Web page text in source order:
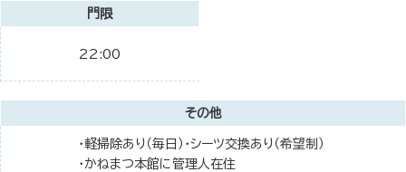
門限
22:00
その他
・軽掃除あり（毎日）・シーツ交換あり（希望制）
・かねまつ本館に管理人在住